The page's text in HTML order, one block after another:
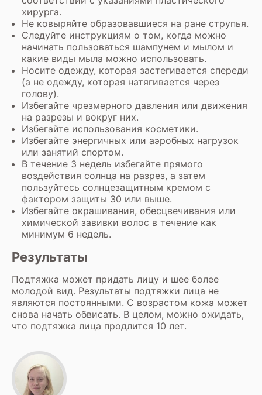
хирурга.
Не ковыряйте образовавшиеся на ране струпья.
Следуйте инструкциям о том, когда можно
начинать пользоваться шампунем и мылом и
какие виды мыла можно использовать.
Носите одежду, которая застегивается спереди
(а не одежду, которая натягивается через
голову).
Избегайте чрезмерного давления или движения
на разрезы и вокруг них.
Избегайте использования косметики.
Избегайте энергичных или аэробных нагрузок
или занятий спортом.
В течение 3 недель избегайте прямого
воздействия солнца на разрез, а затем
пользуйтесь солнцезащитным кремом с
фактором защиты 30 или выше.
Избегайте окрашивания, обесцвечивания или
химической завивки волос в течение как
минимум 6 недель.
Результаты
Подтяжка может придать лицу и шее более
молодой вид. Результаты подтяжки лица не
являются постоянными. С возрастом кожа может
снова начать обвисать. В целом, можно ожидать,
что подтяжка лица продлится 10 лет.